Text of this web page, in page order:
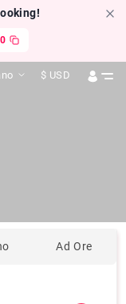
$ USD
Ad Ore